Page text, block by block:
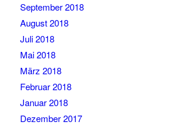
September 2018
August 2018
Juli 2018
Mai 2018
März 2018
Februar 2018
Januar 2018
Dezember 2017